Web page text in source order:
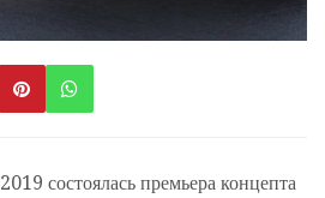
состоялась премьера концепта